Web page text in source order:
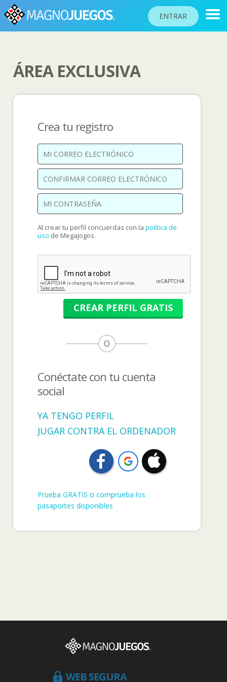
ENTRAR
RANKINGS
AYUDA
PASAPORTE
JUGAR
Idioma del sitio
ÁREA EXCLUSIVA
Crea tu registro
Al crear tu perfil concuerdas con la política de
uso de MegaJogos.
CREAR PERFIL GRATIS
O
Conéctate con tu cuenta
social
YA TENGO PERFIL
JUGAR CONTRA EL ORDENADOR
Prueba GRATIS o comprueba los
pasaportes disponibles
WEB SEGURA